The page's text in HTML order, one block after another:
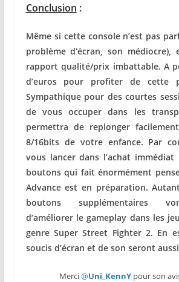
Conclusion :
Même si cette console n’est pas
problème d’écran, son médiocre),
rapport qualité/prix imbattable. A
d’euros pour profiter de cette
Sympathique pour des courtes
de vous occuper dans les
permettra de replonger
8/16bits de votre enfance. Par
vous lancer dans l’achat
boutons qui fait énormément
Advance est en préparation.
boutons supplémentaires
d’améliorer le gameplay dans les
genre Super Street Fighter 2. En
soucis d’écran et de son seront
Merci@Uni_KennY pour son